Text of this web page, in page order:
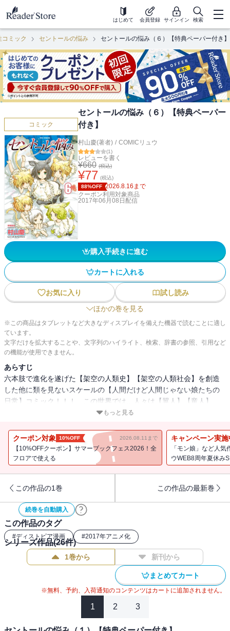
はじめて 会員登録 サインイン 検索
コミック セントールの悩み セントールの悩み（６）【特典ペーパー付き】
コミック
セントールの悩み（６）【特典ペーパー
付き】
村山慶(著者) / COMICリュウ
(1)
レビューを書く
¥660 (税込)
¥77 (税込)
88%OFF 2026.8.16 まで
クーポン利用対象商品
2017年06月08日 配信
購入手続きに進む
カートに入れる
お気に入り
試し読み
ほかの巻を見る
※この商品はタブレットなど大きなディスプレイを備えた機器で読むことに適し
ています。
文字だけを拡大することや、文字列のハイライト、検索、辞書の参照、引用など
の機能が使用できません。
あらすじ
六本肢で進化を遂げた【架空の人類史】【架空の人類社会】を創造
した他に類を見ないスケールの【人間だけど人間じゃない娘たちの
日常】コミック！！！ この世界では…人々は【翼人】【竜人】
【長耳人】【角人】【牧神人】【人魚】そして【人馬】といった形
（ケンタウロス)】の形態をした女子高生。様々な形態をしたクラス
メイトの少女たちと楽しい高校生活を送っている―― 【単行本購
入特典ペーパー付き】
もっと見る
クーポン対象 10%OFF 2026.08.11まで
【10%OFFクーポン】サマーブックフェス2026！全
フロアで使える
キャンペーン実施
「モン娘」など人
ウWEB8周年夏休み
この作品の1巻 この作品の最新巻
続巻を自動購入
この作品のタグ
#ディストピア漫画 #2017年アニメ化
シリーズ作品(26件)
1巻から 新刊から
まとめてカート
※無料、予約、入荷通知のコンテンツはカートに追加されません。
1 2 3